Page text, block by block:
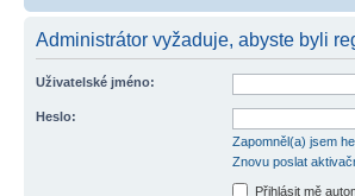
Administrátor vyžaduje, abyste byli
Uživatelské jméno:
Heslo:
Zapomněl(a) jsem
Znovu poslat
Přihlásit mě